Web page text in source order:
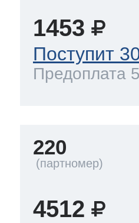
1453
Поступит
Предоплата
220
4512